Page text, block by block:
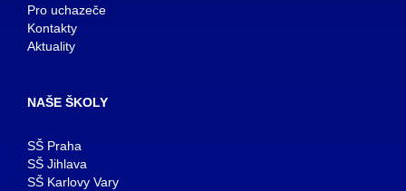
Pro uchazeče
Kontakty
Aktuality
NAŠE ŠKOLY
SŠ Praha
SŠ Jihlava
SŠ Karlovy Vary